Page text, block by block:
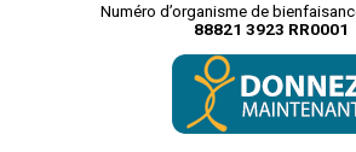
Numéro d’organisme de
88821 3923 RR0001